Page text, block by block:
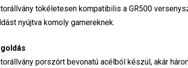
tökéletesen kompatibilis a GR500
nyújtva komoly gamereknek.
porszórt bevonatú acélból készül, akár